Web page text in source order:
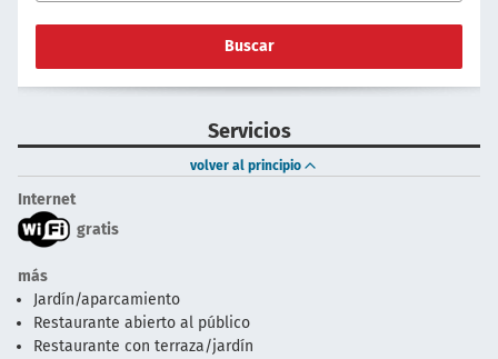
Buscar
Servicios
volver al principio
Internet
gratis
más
Jardín/aparcamiento
Restaurante abierto al público
Restaurante con terraza/jardín